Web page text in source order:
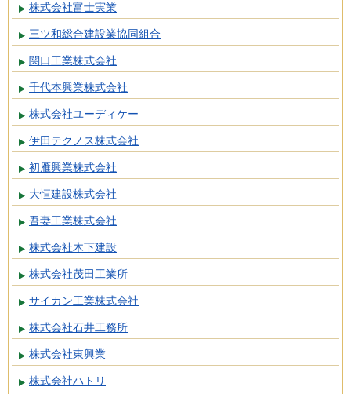
株式会社富士実業
三ツ和総合建設業協同組合
関口工業株式会社
千代本興業株式会社
株式会社ユーディケー
伊田テクノス株式会社
初雁興業株式会社
大恒建設株式会社
吾妻工業株式会社
株式会社木下建設
株式会社茂田工業所
サイカン工業株式会社
株式会社石井工務所
株式会社東興業
株式会社ハトリ